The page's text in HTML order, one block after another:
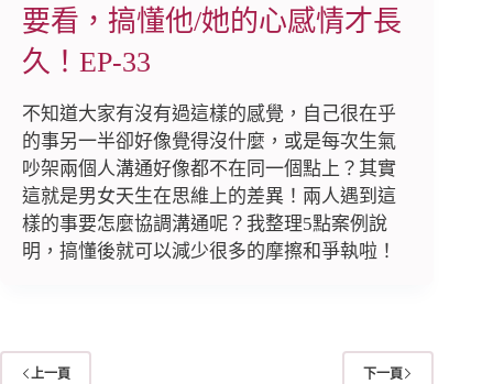
要看，搞懂他/她的心感情才長
久！EP-33
不知道大家有沒有過這樣的感覺，自己很在乎
的事另一半卻好像覺得沒什麼，或是每次生氣
吵架兩個人溝通好像都不在同一個點上？其實
這就是男女天生在思維上的差異！兩人遇到這
樣的事要怎麼協調溝通呢？我整理5點案例說
明，搞懂後就可以減少很多的摩擦和爭執啦！
上一頁 下一頁